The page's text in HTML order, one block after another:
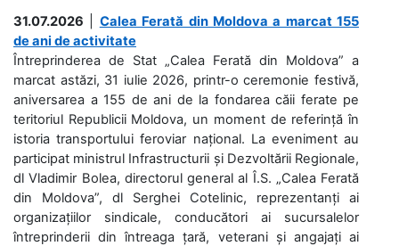
31.07.2026
Calea Ferată din Moldova a marcat 155
de ani de activitate
Întreprinderea de Stat „Calea Ferată din Moldova” a
marcat astăzi, 31 iulie 2026, printr-o ceremonie festivă,
aniversarea a 155 de ani de la fondarea căii ferate pe
teritoriul Republicii Moldova, un moment de referință în
istoria transportului feroviar național. La eveniment au
participat ministrul Infrastructurii și Dezvoltării Regionale,
dl Vladimir Bolea, directorul general al Î.S. „Calea Ferată
din Moldova”, dl Serghei Cotelinic, reprezentanți ai
organizațiilor sindicale, conducători ai sucursalelor
întreprinderii din întreaga țară, veterani și angajați ai